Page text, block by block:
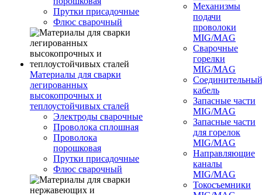
Прутки присадочные
Флюс сварочный
Материалы для сварки
легированных
высокопрочных и
теплоустойчивых сталей
Электроды сварочные
Проволока сплошная
Проволока
порошковая
Прутки присадочные
Флюс сварочный
Механизмы
подачи
проволоки
MIG/MAG
Сварочные
горелки
MIG/MAG
Соединительный
кабель
Запасные части
MIG/MAG
Запасные части
для горелок
MIG/MAG
Направляющие
каналы
MIG/MAG
Токосъемники